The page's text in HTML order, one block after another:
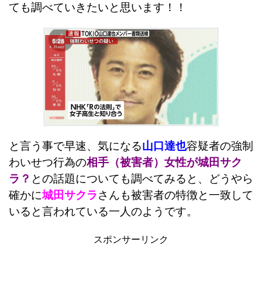
ても調べていきたいと思います！！
と言う事で早速、気になる山口達也容疑者の強制
わいせつ行為の相手（被害者）女性が城田サク
ラ？ との話題についても調べてみると、どうやら
確かに城田サクラさんも被害者の特徴と一致して
いると言われている一人のようです。
スポンサーリンク